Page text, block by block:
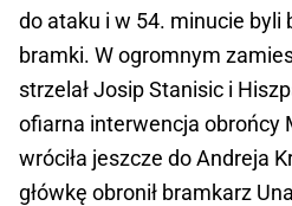
do ataku i w 54. minucie byli
bramki. W ogromnym
strzelał Josip Stanisic i
ofiarna interwencja obrońcy
wróciła jeszcze do Andreja
główkę obronił bramkarz